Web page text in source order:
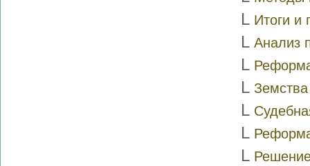
L Итоги и
L Анализ
L
L Земства
L
L
L